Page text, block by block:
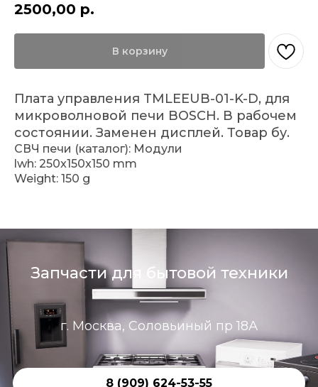
2500,00 р.
В корзину
Плата управления TMLEEUB-01-K-D, для
микроволновой печи BOSCH. В рабочем
состоянии. Заменен дисплей. Товар бу.
СВЧ печи (каталог): Модули
lwh: 250x150x150 mm
Weight: 150 g
Запчасти для бытовой техники
г. Москва, Соловьиный пр 18А
8 (909) 624-53-55